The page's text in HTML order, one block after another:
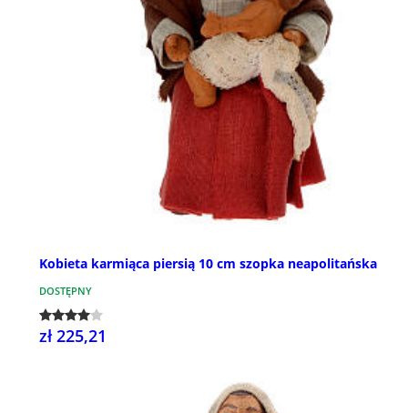
Kobieta karmiąca piersią 10 cm szopka neapolitańska
DOSTĘPNY
zł 225,21